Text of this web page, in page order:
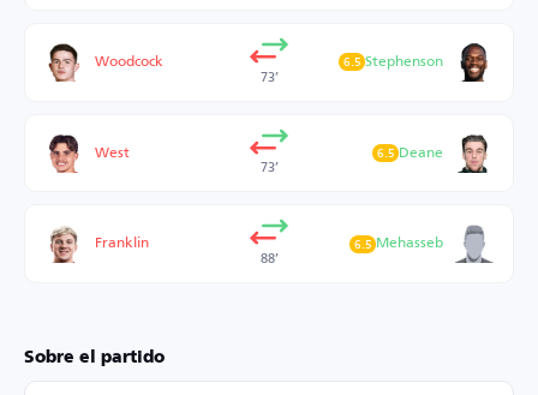
Woodcock
73’
Stephenson
6.5
West
73’
Deane
6.5
Franklin
88’
Mehasseb
6.5
Sobre el partido